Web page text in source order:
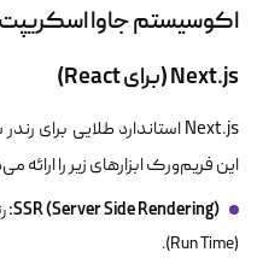
اکوسیستم جاوا اسکریپت
Next.js (برای React)
این فریم‌ورک ابزارهای زیر را ارائه
SSR (Server Side Rendering):
(Run Time).